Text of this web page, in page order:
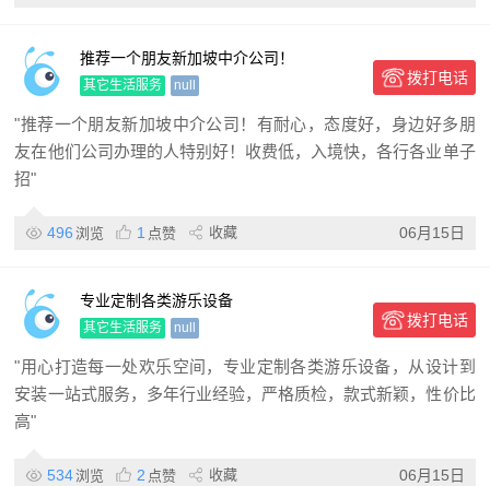
推荐一个朋友新加坡中介公司！
其它生活服务 null 拨打电话
"推荐一个朋友新加坡中介公司！有耐心，态度好，身边好多朋
友在他们公司办理的人特别好！收费低，入境快，各行各业单子
招"
496 浏览 1 点赞 收藏 06月15日
专业定制各类游乐设备
其它生活服务 null 拨打电话
"用心打造每一处欢乐空间，专业定制各类游乐设备，从设计到
安装一站式服务，多年行业经验，严格质检，款式新颖，性价比
高"
534浏览 2 点赞 收藏 06月15日